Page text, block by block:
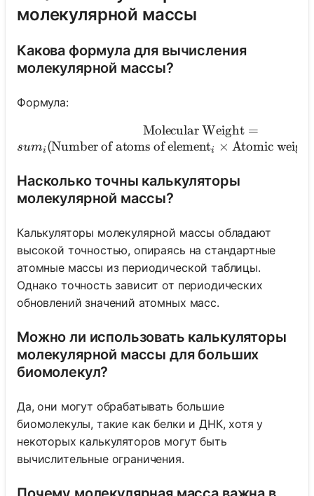
молекулярной массы
Какова формула для вычисления
молекулярной массы?
Формула:
\text{Molecular
Molecular Weight =
sumi (Number of atoms of elementi × Atomic
Насколько точны калькуляторы
молекулярной массы?
Калькуляторы молекулярной массы обладают
высокой точностью, опираясь на стандартные
атомные массы из периодической таблицы.
Однако точность зависит от периодических
обновлений значений атомных масс.
Можно ли использовать калькуляторы
молекулярной массы для больших
биомолекул?
Да, они могут обрабатывать большие
биомолекулы, такие как белки и ДНК, хотя у
некоторых калькуляторов могут быть
вычислительные ограничения.